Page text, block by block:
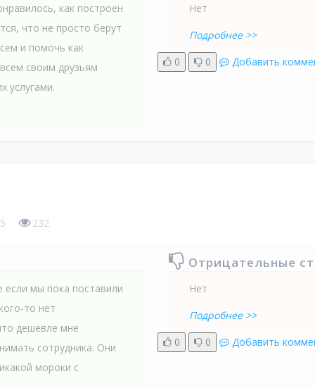
как построен
что не просто берут
и помочь как
своим друзьям
услугами.
Нет
Подробнее >>
0
0 Добавить
232
мы пока поставили
то нет
дешевле мне
сотрудника. Они
мороки с
Отрицательные
Нет
Подробнее >>
0
0 Добавить